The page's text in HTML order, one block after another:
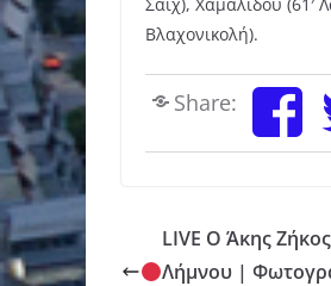
Βλαχονικολή).
Share:
LIVE Ο Άκης
Λήμνου |